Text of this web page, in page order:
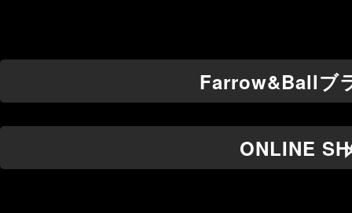
Farrow&Ballブ
ONLINE